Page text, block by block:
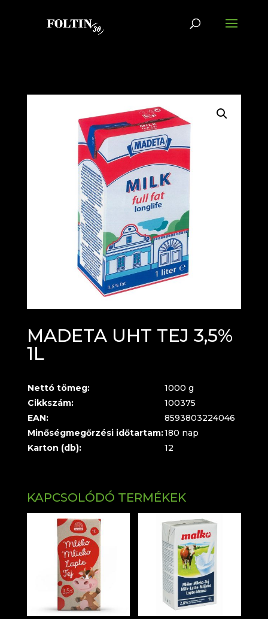
MADETA UHT TEJ 3,5%
1L
Nettó tömeg:
1000 g
Cikkszám:
100375
EAN:
8593803224046
Minőségmegőrzési időtartam:180 nap
Karton (db):
12
KAPCSOLÓDÓ TERMÉKEK